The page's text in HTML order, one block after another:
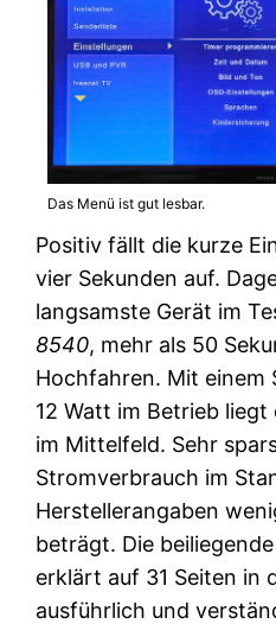
Das Menü ist gut lesbar.
Positiv fällt die kurze
vier Sekunden auf.
langsamste Gerät im
8540, mehr als 50
Hochfahren. Mit einem
12 Watt im Betrieb liegt
im Mittelfeld. Sehr
Stromverbrauch im
Herstellerangaben
beträgt. Die
erklärt auf 31 Seiten in
ausführlich und